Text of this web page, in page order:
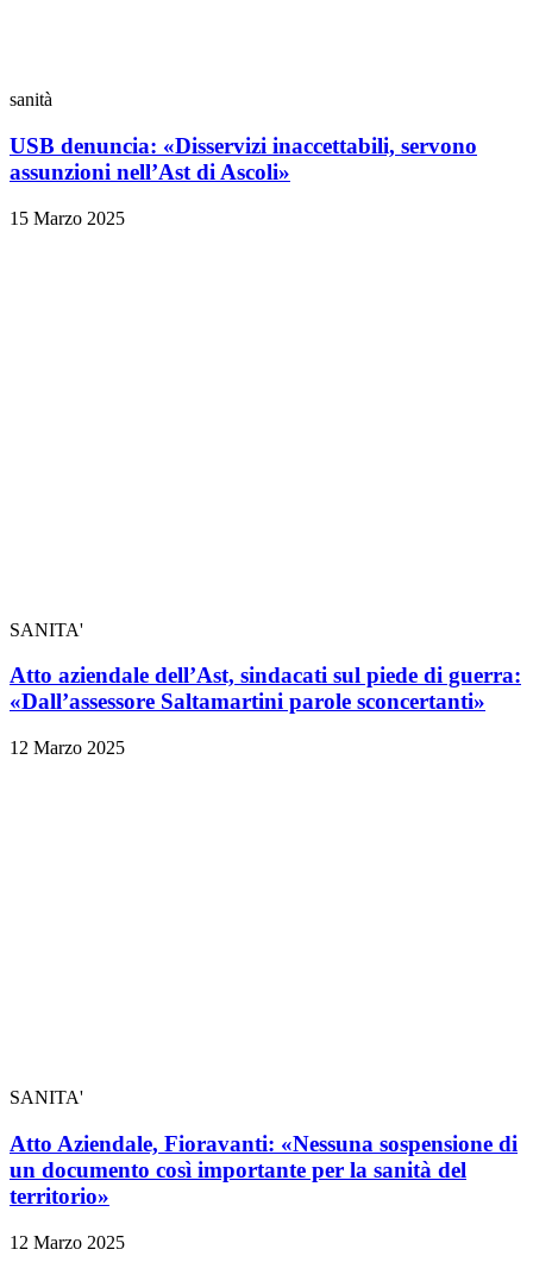
sanità
USB denuncia: «Disservizi inaccettabili, servono
assunzioni nell’Ast di Ascoli»
15 Marzo 2025
SANITA'
Atto aziendale dell’Ast, sindacati sul piede di guerra:
«Dall’assessore Saltamartini parole sconcertanti»
12 Marzo 2025
SANITA'
Atto Aziendale, Fioravanti: «Nessuna sospensione di
un documento così importante per la sanità del
territorio»
12 Marzo 2025